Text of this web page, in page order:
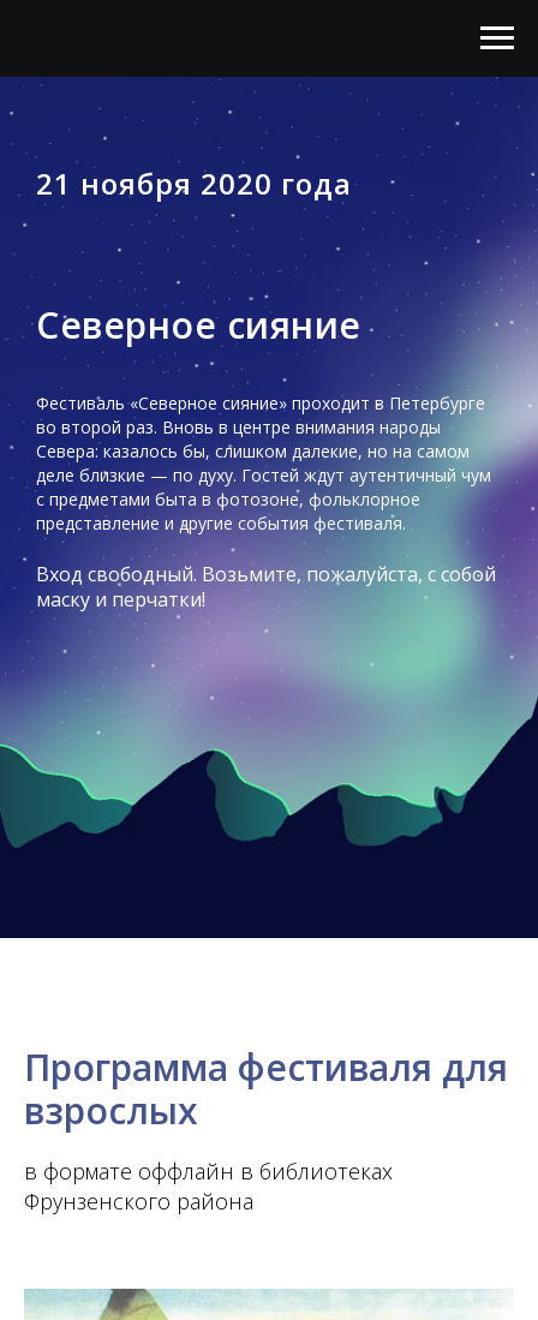
21 ноября 2020 года
Северное сияние
Фестиваль «Северное сияние» проходит в Петербурге
во второй раз. Вновь в центре внимания народы
Севера: казалось бы, слишком далекие, но на самом
деле близкие — по духу. Гостей ждут аутентичный чум
с предметами быта в фотозоне, фольклорное
представление и другие события фестиваля.
Вход свободный. Возьмите, пожалуйста, с собой
маску и перчатки!
Программа фестиваля для
взрослых
в формате оффлайн в библиотеках
Фрунзенского района